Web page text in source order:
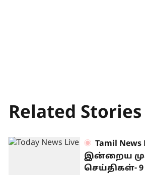
Related Stories
Tamil News
இன்றைய
செய்திகள்-